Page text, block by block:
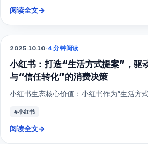
阅读全文→
小红书
2025.10.10·4 分钟阅读
小红书：打造“生活方式提案”，驱
与“信任转化”的消费决策
小红书生态核心价值：小红书作为“生活方
#小红书
阅读全文→